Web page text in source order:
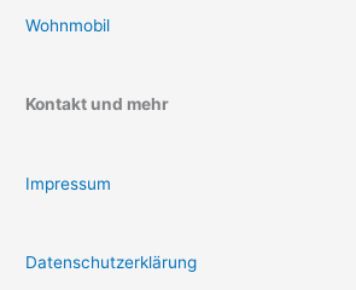
Wohnmobil
Kontakt und mehr
Impressum
Datenschutzerklärung